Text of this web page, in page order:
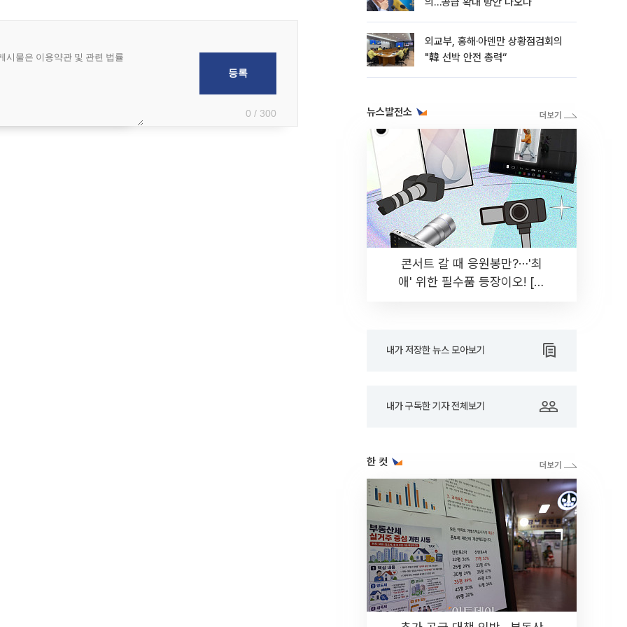
0 / 300
외교부, 홍해·아덴만 상황점검회의
"韓 선박 안전 총력“
뉴스발전소
콘서트 갈 때 응원봉만?⋯'최
애' 위한 필수품 등장이오! [솔
내가 저장한 뉴스 모아보기
내가 구독한 기자 전체보기
한 컷